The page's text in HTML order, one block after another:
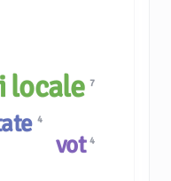
vot4
4
locale7